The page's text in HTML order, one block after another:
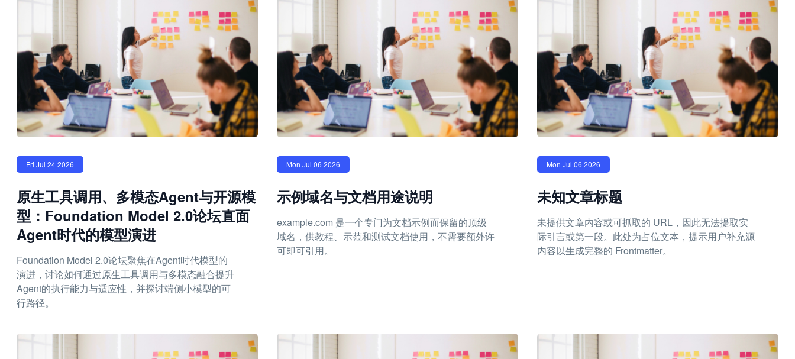
Fri Jul 24 2026
原生工具调用、多模态Agent与开源模
型：Foundation Model 2.0论坛直面
Agent时代的模型演进
Foundation Model 2.0论坛聚焦在Agent时代模型的
演进，讨论如何通过原生工具调用与多模态融合提升
Agent的执行能力与适应性，并探讨端侧小模型的可
行路径。
Mon Jul 06 2026
示例域名与文档用途说明
example.com 是一个专门为文档示例而保留的顶级
域名，供教程、示范和测试文档使用，不需要额外许
可即可引用。
Mon Jul 06 2026
未知文章标题
未提供文章内容或可抓取的 URL，因此无法提取实
际引言或第一段。此处为占位文本，提示用户补充源
内容以生成完整的 Frontmatter。